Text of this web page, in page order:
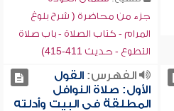
جزء من محاضرة ( شرح بلوغ
المرام - كتاب الصلاة - باب صلاة
التطوع - حديث 411-415)
الفهرس:القول
الأول: صلاة النوافل
المطلقة في البيت وأدلته